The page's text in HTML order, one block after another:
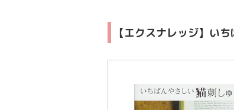
【エクスナレッジ】い